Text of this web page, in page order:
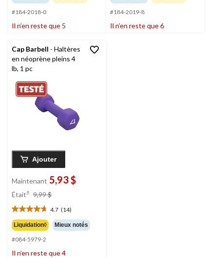
sur
5.
18
#184-2018-0
Il n’en reste que 5
sur
5.
9
#184-2019-8
Il n’en reste que 6
Cap Barbell - Haltères
en néoprène pleins 4
lb, 1 pc
Ajouter
Maintenant 5,93 $
Était± 9,99 $
9,99 $
4.7 (14)
4.7
étoile(s)
sur
5.
14
Liquidation◊ Mieux notés
#084-5979-2
Il n’en reste que 4